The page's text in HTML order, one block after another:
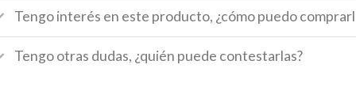
Tengo interés en este producto, ¿cómo puedo
Tengo otras dudas, ¿quién puede contestarlas?